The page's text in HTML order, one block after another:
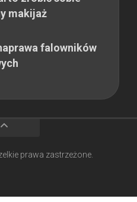
makijaż
falowników
prawa zastrzeżone.